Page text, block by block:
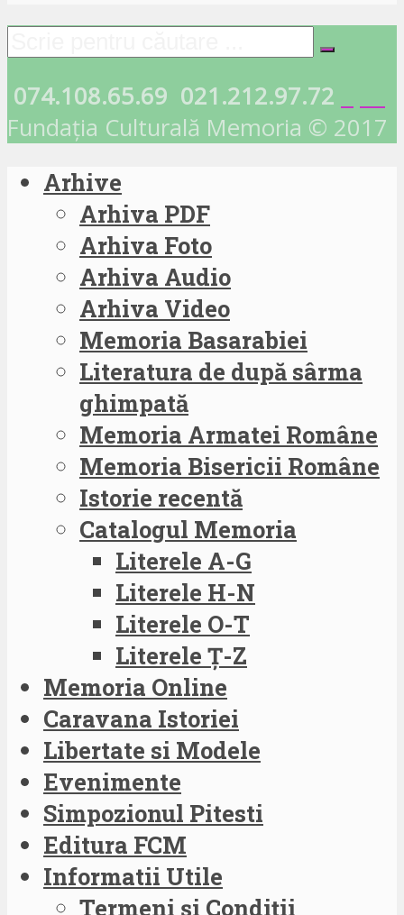
074.108.65.69 021.212.97.72
Fundația Culturală Memoria © 2017
Arhive
Arhiva PDF
Arhiva Foto
Arhiva Audio
Arhiva Video
Memoria Basarabiei
Literatura de după sârma
ghimpată
Memoria Armatei Române
Memoria Bisericii Române
Istorie recentă
Catalogul Memoria
Literele A-G
Literele H-N
Literele O-T
Literele Ț-Z
Memoria Online
Caravana Istoriei
Libertate si Modele
Evenimente
Simpozionul Pitesti
Editura FCM
Informatii Utile
Termeni și Condiții